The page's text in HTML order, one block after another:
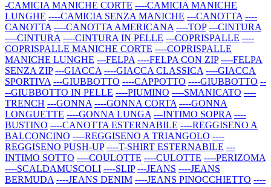
-CAMICIA MANICHE CORTE ----CAMICIA MANICHE
LUNGHE ----CAMICIA SENZA MANICHE ---CANOTTA ----
CANOTTA ----CANOTTA AMERICANA ----TOP ---CINTURA
----CINTURA ----CINTURA IN PELLE ---COPRISPALLE ----
COPRISPALLE MANICHE CORTE ----COPRISPALLE
MANICHE LUNGHE ---FELPA ----FELPA CON ZIP ----FELPA
SENZA ZIP ---GIACCA ----GIACCA CLASSICA ----GIACCA
SPORTIVA ---GIUBBOTTO ----CAPPOTTO ----GIUBBOTTO --
--GIUBBOTTO IN PELLE ----PIUMINO ----SMANICATO ----
TRENCH ---GONNA ----GONNA CORTA ----GONNA
LONGUETTE ----GONNA LUNGA ---INTIMO SOPRA ----
BUSTINO ----CANOTTA ESTERNABILE ----REGGISENO A
BALCONCINO ----REGGISENO A TRIANGOLO ----
REGGISENO PUSH-UP ----T-SHIRT ESTERNABILE ---
INTIMO SOTTO ----COULOTTE ----CULOTTE ----PERIZOMA
----SCALDAMUSCOLI ----SLIP ---JEANS ----JEANS
BERMUDA ----JEANS DENIM ----JEANS PINOCCHIETTO ----